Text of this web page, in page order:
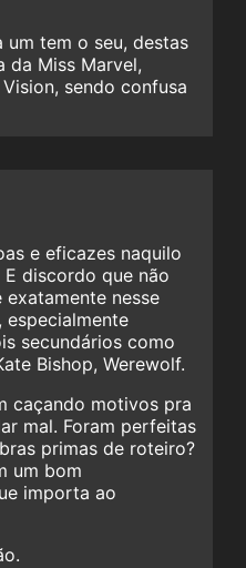
um tem o seu, destas
da Miss Marvel,
sendo confusa
e eficazes naquilo
discordo que não
nesse
especialmente
secundários como
Bishop, Werewolf.
caçando motivos pra
mal. Foram perfeitas
primas de roteiro?
um bom
importa ao